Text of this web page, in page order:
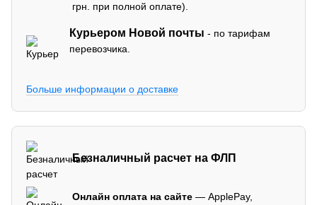
грн. при полной оплате).
Курьером Новой почты - по тарифам
перевозчика.
Больше информации о доставке
Безналичный расчет на ФЛП
Онлайн оплата на сайте — ApplePay,